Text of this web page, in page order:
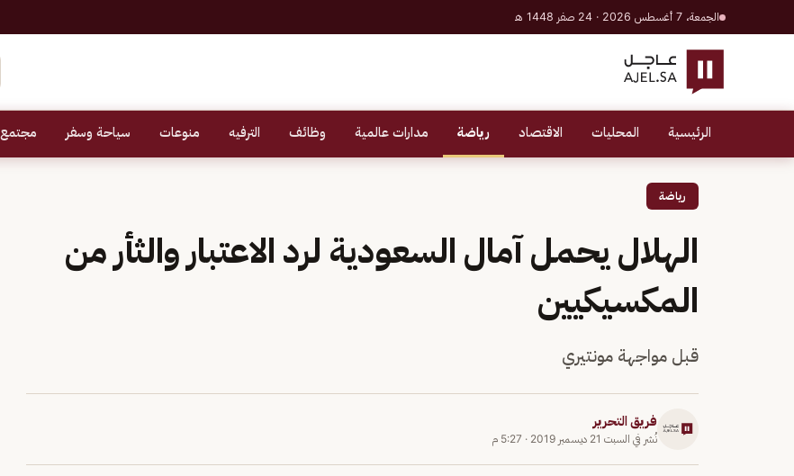
الجمعة، 7 أغسطس 2026 · 24 صفر 1448 هـ
الرئيسية المحليات الاقتصاد رياضة مدارات عالمية وظائف الترفيه منوعات سياحة وسفر مجتمع
رياضة
الهلال يحمل آمال السعودية لرد الاعتبار والثأر من
المكسيكيين
قبل مواجهة مونتيري
فريق التحرير
نُشر في السبت 21 ديسمبر 2019 · 5:27 م